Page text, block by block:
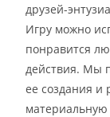
друзей-
Игру можно
понравится
действия. Мы
ее создания и